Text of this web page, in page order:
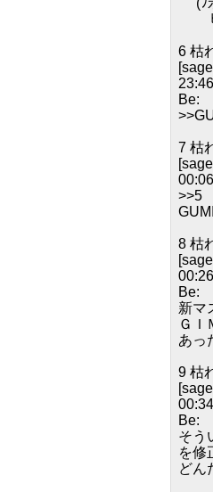
(ﾌ
ﾋ/
6 枯
Be:
7 枯
>>5
8 枯
Be:
新マ
ＧＩ
あっ
9 枯
Be:
そう
を修
どん